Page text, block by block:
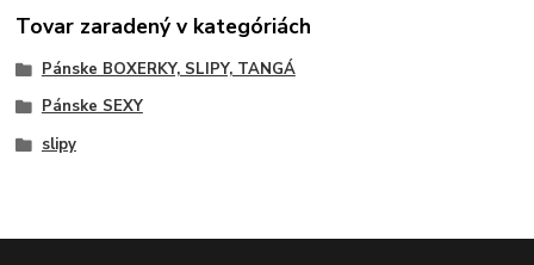
Tovar zaradený v kategóriách
Pánske BOXERKY, SLIPY, TANGÁ
Pánske SEXY
slipy